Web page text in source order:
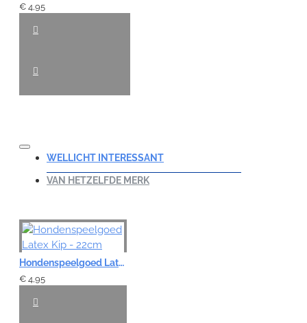
€ 4,95
WELLICHT INTERESSANT
VAN HETZELFDE MERK
Hondenspeelgoed Latex Kip - 22cm
€ 4,95